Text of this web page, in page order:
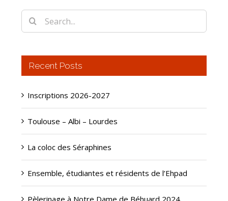
Search
for:
Recent Posts
Inscriptions 2026-2027
Toulouse – Albi – Lourdes
La coloc des Séraphines
Ensemble, étudiantes et résidents de l’Ehpad
Pèlerinage à Notre Dame de Béhuard 2024